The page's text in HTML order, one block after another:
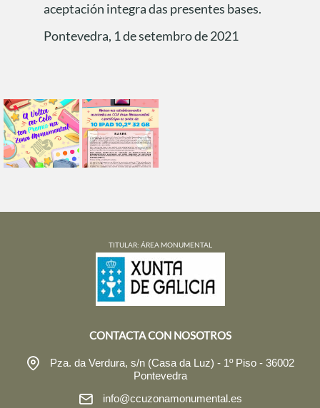
aceptación integra das presentes bases.
Pontevedra, 1 de setembro de 2021
TITULAR: ÁREA MONUMENTAL
CONTACTA CON NOSOTROS
Pza. da Verdura, s/n (Casa da Luz) - 1º Piso - 36002
Pontevedra
info@ccuzonamonumental.es